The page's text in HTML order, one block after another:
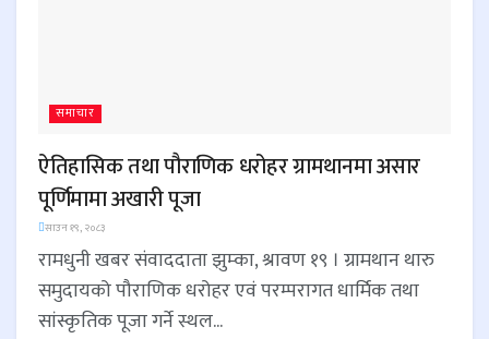
समाचार
ऐतिहासिक तथा पौराणिक धरोहर ग्रामथानमा असार
पूर्णिमामा अखारी पूजा
साउन १९, २०८३
रामधुनी खबर संवाददाता झुम्का, श्रावण १९ । ग्रामथान थारु
समुदायको पौराणिक धरोहर एवं परम्परागत धार्मिक तथा
सांस्कृतिक पूजा गर्ने स्थल...